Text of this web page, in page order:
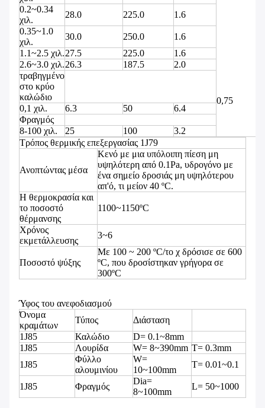
0,75
0.2~0.34
χιλ.
28.0 225.0
1.6
0.35~1.0
χιλ.
30.0 250.0
1.6
1.1~2.5 χιλ.27.5 225.0
1.6
2.6~3.0 χιλ.26.3 187.5
2.0
τραβηγμένο
στο κρύο
καλώδιο
0,1 χιλ.
6.3 50
6.4
Φραγμός
8-100 χιλ.
25 100
3.2
Τρόπος θερμικής επεξεργασίας 1J79
Ανοπτώντας μέσα
Κενό με μια υπόλοιπη πίεση μη
υψηλότερη από 0.1Pa, υδρογόνο με
ένα σημείο δροσιάς μη υψηλότερου
απ'ό, τι μείον 40 ºC.
Η θερμοκρασία και
το ποσοστό
θέρμανσης
1100~1150ºC
Χρόνος
εκμετάλλευσης
3~6
Ποσοστό ψύξης
Με 100 ~ 200 ºC/το χ δρόσισε σε 600
ºC, που δροσίστηκαν γρήγορα σε
300ºC
Ύφος του ανεφοδιασμού
Όνομα
κραμάτων
Τύπος
Διάσταση
1J85
Καλώδιο
D= 0.1~8mm
1J85
Λουρίδα W= 8~390mm T= 0.3mm
1J85
Φύλλο
αλουμινίου
W=
10~100mm
T= 0.01~0.1
1J85 Φραγμός
Dia=
8~100mm
L= 50~1000